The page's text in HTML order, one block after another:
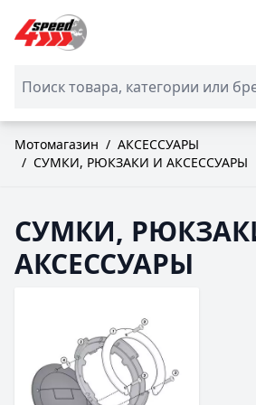
Skip to Content
Мотомагазин / АКСЕССУАРЫ
/ СУМКИ, РЮКЗАКИ И АКСЕССУАРЫ
СУМКИ,
АКСЕССУАРЫ